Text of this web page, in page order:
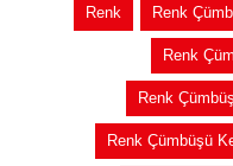
Renk Renk
Renk
Renk
Renk Çümbüşü